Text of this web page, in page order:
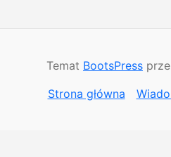
Temat BootsPress
Strona główna